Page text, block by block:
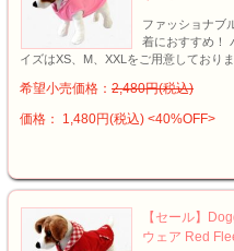
ファッショナブ
着におすすめ！
イズはXS、M、XXLをご用意しておりま
希望小売価格： 2,480円(税込)
価格： 1,480円(税込) <40%OFF>
【セール】
ウェア Red